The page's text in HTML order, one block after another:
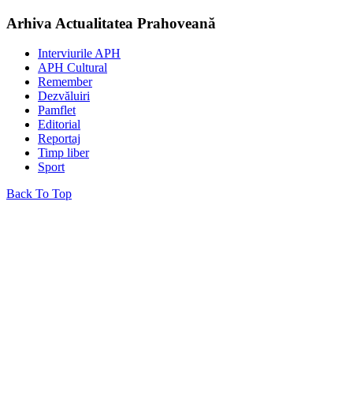
Arhiva Actualitatea Prahoveană
Interviurile APH
APH Cultural
Remember
Dezvăluiri
Pamflet
Editorial
Reportaj
Timp liber
Sport
Back To Top